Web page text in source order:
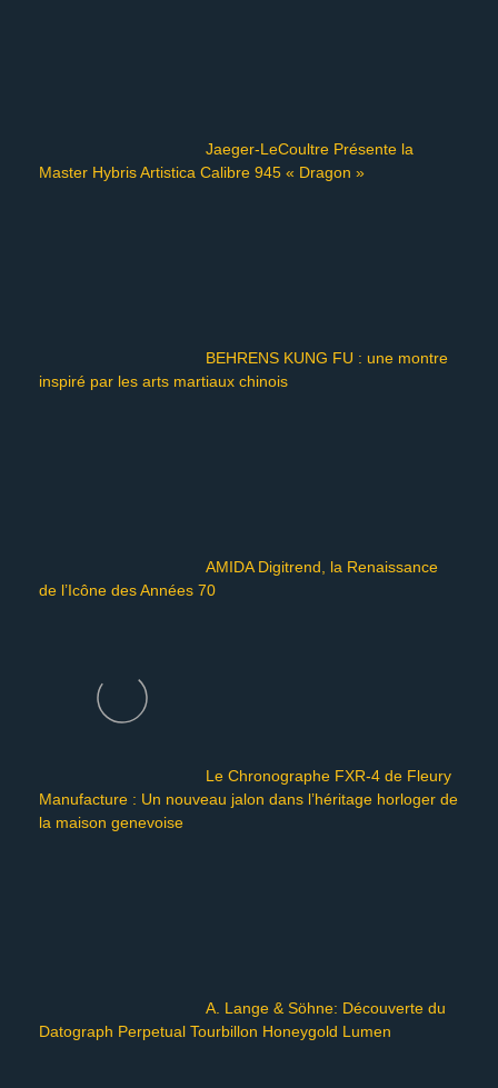
Jaeger-LeCoultre Présente la
Master Hybris Artistica Calibre 945 « Dragon »
BEHRENS KUNG FU : une montre
inspiré par les arts martiaux chinois
AMIDA Digitrend, la Renaissance
de l’Icône des Années 70
Le Chronographe FXR-4 de Fleury
Manufacture : Un nouveau jalon dans l’héritage horloger de
la maison genevoise
A. Lange & Söhne: Découverte du
Datograph Perpetual Tourbillon Honeygold Lumen